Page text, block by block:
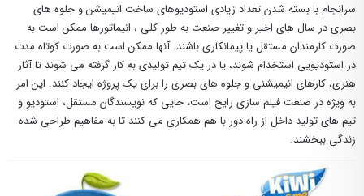
سرانجام با بسته شدن تعداد زیادی استودیوهای ساخت انیمیشن و جلوه های
بصری در سال های اخیر و تغییر صنعت به طور کلی ، انیماتورها ممکن است به
صورت کارمندان مستقل یا پیمانکاری باشند. آنها ممکن است به صورت کوتاه مدت
در استودیویی استخدام شوند، یا در یک تیم تولیدی به کار گرفته می شوند تا آثار
هنری، کارهای انیمیشنی و جلوه های بصری را برای یک پروژه ایجاد کنند. این امر
به ویژه در صنعت فیلم سازی رایج است، جایی که نویسندگان مستقل، استودیو و
تیم های تولید داخل از راه دور با هم همکاری می کنند تا به مفاهیم طراحی شده
زندگی ببخشند.